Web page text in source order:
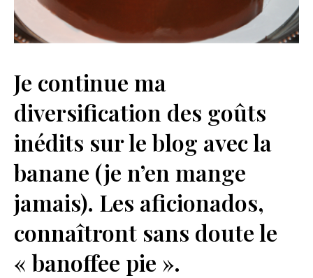
Je continue ma
diversification des goûts
inédits sur le blog avec la
banane (je n’en mange
jamais). Les aficionados,
connaîtront sans doute le
« banoffee pie ».